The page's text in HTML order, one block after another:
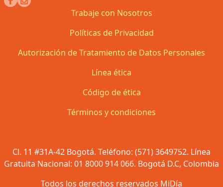
Trabaje con Nosotros
Políticas de Privacidad
Autorización de Tratamiento de Datos Personales
Línea ética
Código de ética
Términos y condiciones
Cl. 11 #31A-42 Bogotá. Teléfono: (571) 3649752. Línea
Gratuita Nacional: 01 8000 914 066. Bogotá D.C, Colombia
Todos los derechos reservados MiDía